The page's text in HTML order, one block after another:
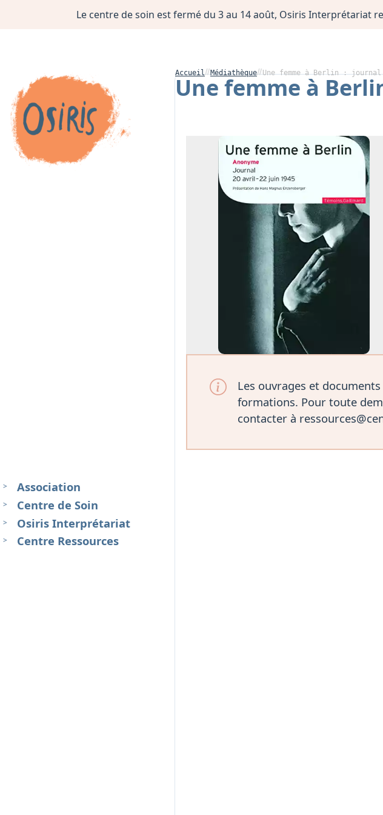
Le centre de soin est fermé du 3 au 14 août, Osiris Interprétariat
Association
Centre de Soin
Osiris Interprétariat
Centre Ressources
Accueil Médiathèque Une femme à Berlin :
Une femme à
Les ouvrages et
formations. Pour toute
contacter à